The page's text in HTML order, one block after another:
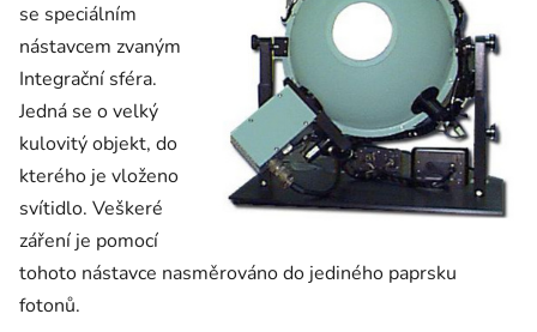
se speciálním
nástavcem zvaným
Integrační sféra.
Jedná se o velký
kulovitý objekt, do
kterého je vloženo
svítidlo. Veškeré
záření je pomocí
tohoto nástavce nasměrováno do jediného paprsku
fotonů.